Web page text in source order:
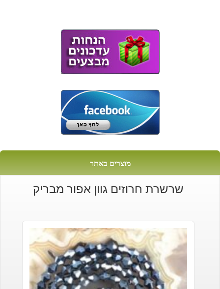
מוצרים באתר
שרשרת חרוזים גוון אפור מבריק